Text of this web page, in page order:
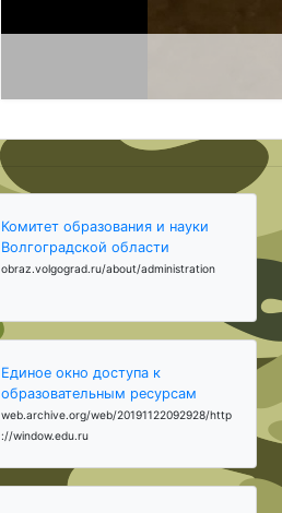
Комитет образования и науки
Волгоградской области
obraz.volgograd.ru/about/administration
Единое окно доступа к
образовательным ресурсам
web.archive.org/web/20191122092928/http
://window.edu.ru